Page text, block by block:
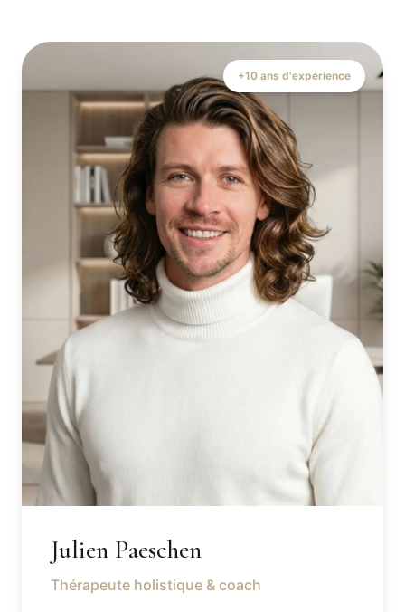
+10 ans d'expérience
Julien Paeschen
Thérapeute holistique & coach